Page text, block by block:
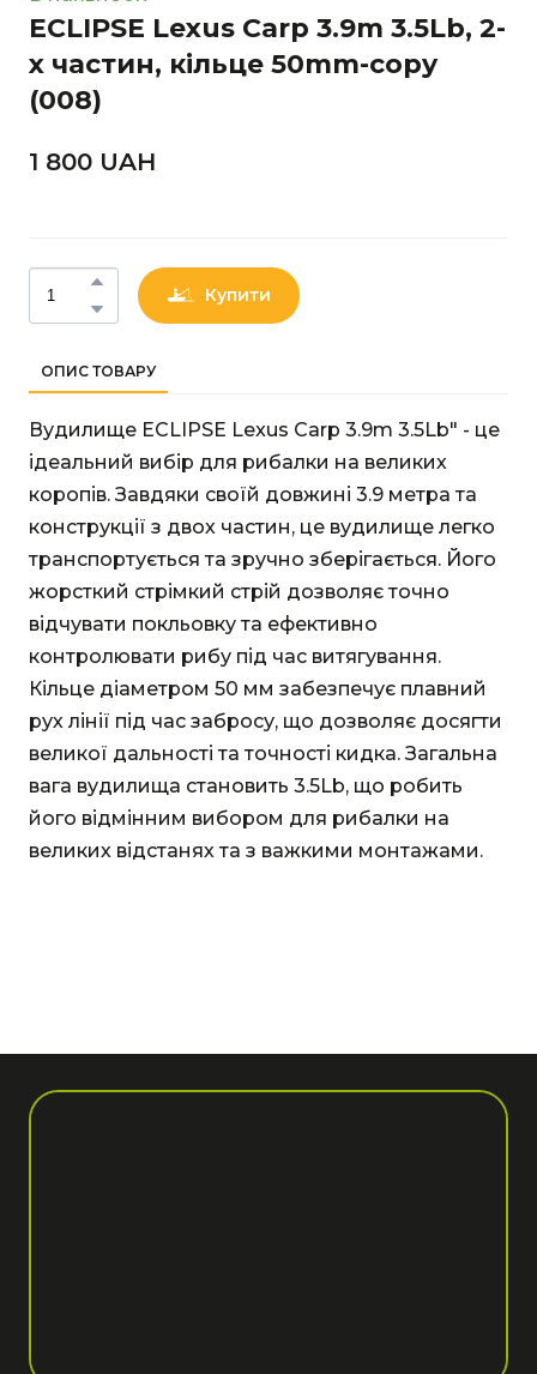
ECLIPSE Lexus Carp 3.9m 3.5Lb, 2-
х частин, кільце 50mm-copy
(008)
1 800 UAН
Купити
ОПИС ТОВАРУ
Вудилище ECLIPSE Lexus Carp 3.9m 3.5Lb" - це
ідеальний вибір для рибалки на великих
коропів. Завдяки своїй довжині 3.9 метра та
конструкції з двох частин, це вудилище легко
транспортується та зручно зберігається. Його
жорсткий стрімкий стрій дозволяє точно
відчувати покльовку та ефективно
контролювати рибу під час витягування.
Кільце діаметром 50 мм забезпечує плавний
рух лінії під час забросу, що дозволяє досягти
великої дальності та точності кидка. Загальна
вага вудилища становить 3.5Lb, що робить
його відмінним вибором для рибалки на
великих відстанях та з важкими монтажами.